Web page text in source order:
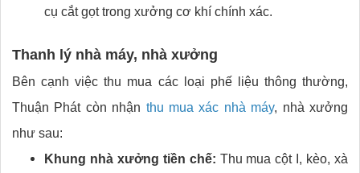
cụ cắt gọt trong xưởng cơ khí chính xác.
Thanh lý nhà máy, nhà xưởng
Bên cạnh việc thu mua các loại phế liệu thông thường,
Thuận Phát còn nhận thu mua xác nhà máy, nhà xưởng
như sau:
Khung nhà xưởng tiền chế: Thu mua cột I, kèo, xà